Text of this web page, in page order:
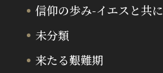
信仰の歩み-イエスと共に
未分類
来たる艱難期